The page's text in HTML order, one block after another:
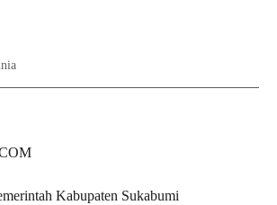
Kabupaten Sukabumi